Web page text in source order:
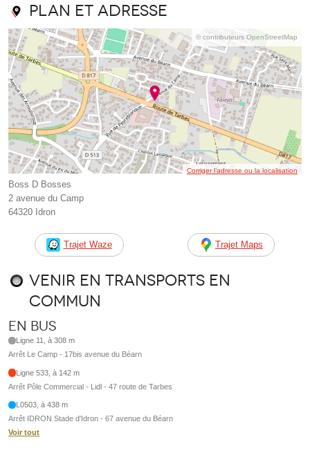
Plan et adresse
© contributeurs OpenStreetMap
Corriger l’adresse ou la localisation
Boss D Bosses
2 avenue du Camp
64320 Idron
Trajet Waze Trajet Maps
Venir en transports en
commun
En bus
Ligne 11, à 308 m
Arrêt Le Camp - 17bis avenue du Béarn
Ligne 533, à 142 m
Arrêt Pôle Commercial - Lidl - 47 route de Tarbes
L0503, à 438 m
Arrêt IDRON Stade d'Idron - 67 avenue du Béarn
Voir tout